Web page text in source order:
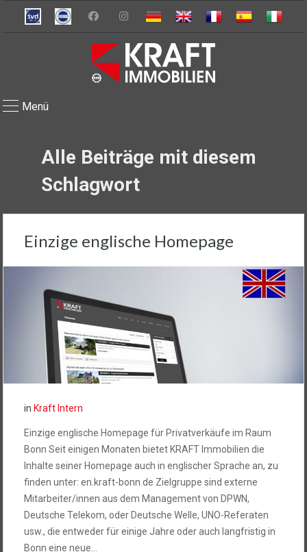
Menü
Alle Beiträge mit diesem
Schlagwort
Einzige englische Homepage
in Kraft Intern
Einzige englische Homepage für Privatverkäufe im Raum
Bonn Seit einigen Monaten bietet KRAFT Immobilien die
Inhalte seiner Homepage auch in englischer Sprache an, zu
finden unter: en.kraft-bonn.de Zielgruppe sind externe
Mitarbeiter/innen aus dem Management von DPWN,
Deutsche Telekom, oder Deutsche Welle, UNO-Referaten
usw., die entweder für einige Jahre oder auch langfristig in
Bonn eine neue…